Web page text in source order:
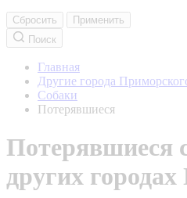
Сбросить
Применить
Поиск
Главная
Другие города
Собаки
Потерявшиеся
Потерявшиеся
других